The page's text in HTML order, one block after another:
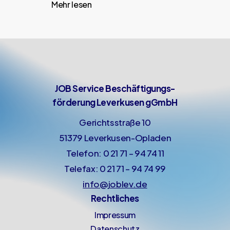
Mehr lesen
JOB Service Beschäftigungs-
förderung Leverkusen gGmbH
Gerichtsstraße 10
51379 Leverkusen-Opladen
Telefon: 0 21 71 – 94 74 11
Telefax: 0 21 71 – 94 74 99
info@joblev.de
Rechtliches
Impressum